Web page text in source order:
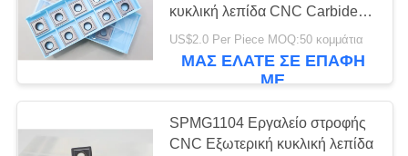
Στερεά τέμνοντα
εργαλεία
κυκλική λεπίδα CNC Carbide
Στροφή Εισαγωγές U Drill Insert
SPMG1405
US$2.0 Per Piece MOQ:50 κομμάτια
ΜΑΣ ΕΛΆΤΕ ΣΕ ΕΠΑΦΉ
ΜΕ
SPMG1104 Εργαλείο στροφής
CNC Εξωτερική κυκλική λεπίδα